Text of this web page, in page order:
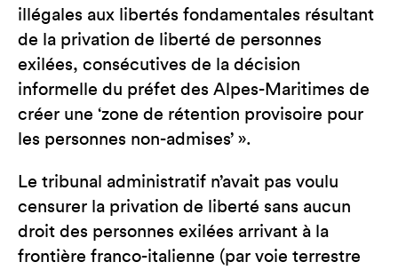
illégales aux libertés fondamentales résultant
de la privation de liberté de personnes
exilées, consécutives de la décision
informelle du préfet des Alpes-Maritimes de
créer une ‘zone de rétention provisoire pour
les personnes non-admises’ ».
Le tribunal administratif n’avait pas voulu
censurer la privation de liberté sans aucun
droit des personnes exilées arrivant à la
frontière franco-italienne (par voie terrestre